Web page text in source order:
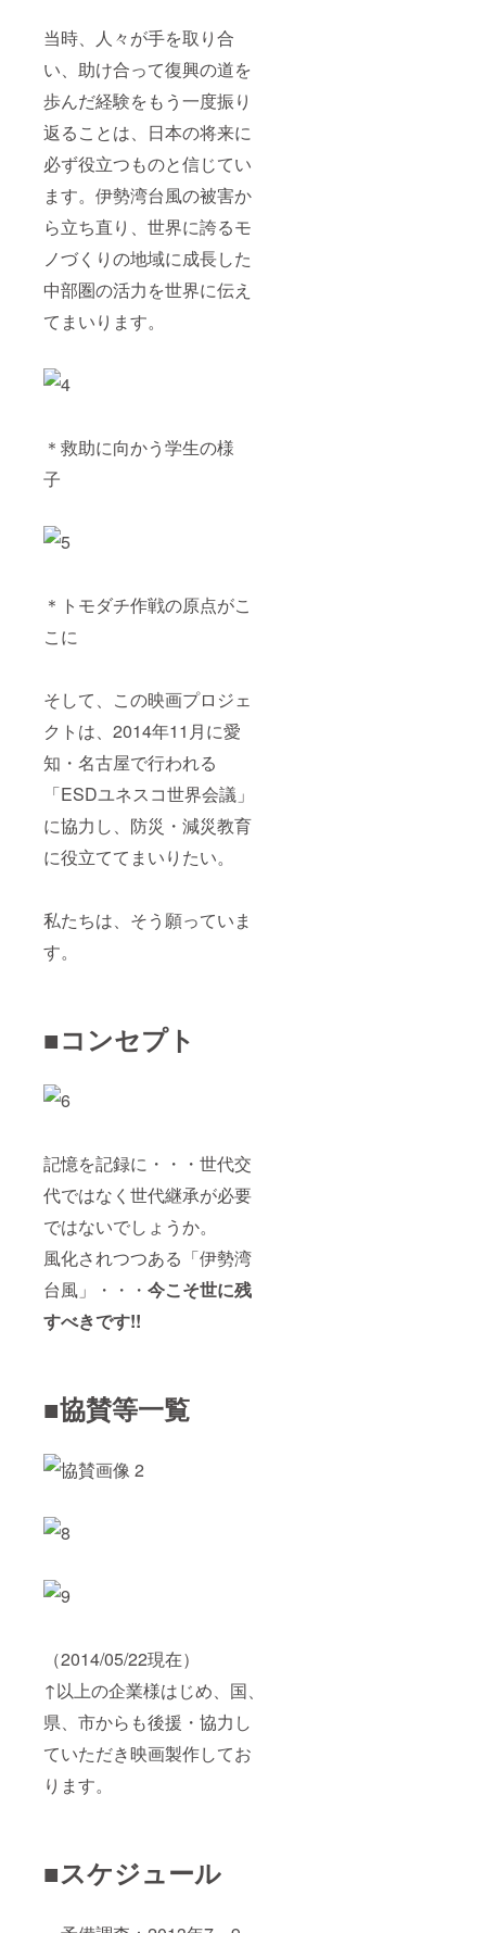
当時、人々が手を取り合
い、助け合って復興の道を
歩んだ経験をもう一度振り
返ることは、日本の将来に
必ず役立つものと信じてい
ます。伊勢湾台風の被害か
ら立ち直り、世界に誇るモ
ノづくりの地域に成長した
中部圏の活力を世界に伝え
てまいります。
＊救助に向かう学生の様
子
＊トモダチ作戦の原点がこ
こに
そして、この映画プロジェ
クトは、2014年11月に愛
知・名古屋で行われる
「ESDユネスコ世界会議」
に協力し、防災・減災教育
に役立ててまいりたい。
私たちは、そう願っていま
す。
■コンセプト
記憶を記録に・・・世代交
代ではなく世代継承が必要
ではないでしょうか。
風化されつつある「伊勢湾
台風」・・・ 今こそ世に残
すべきです!!
■協賛等一覧
（2014/05/22現在）
↑以上の企業様はじめ、国、
県、市からも後援・協力し
ていただき映画製作してお
ります。
■スケジュール